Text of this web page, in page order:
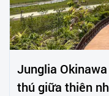
Junglia
thú giữa thiên